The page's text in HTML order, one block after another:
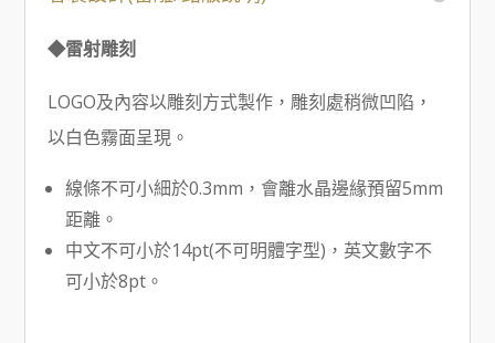
◆雷射雕刻
LOGO及內容以雕刻方式製作，雕刻處稍微凹陷，
以白色霧面呈現。
線條不可小細於0.3mm，會離水晶邊緣預留5mm
距離。
中文不可小於14pt(不可明體字型)，英文數字不
可小於8pt。